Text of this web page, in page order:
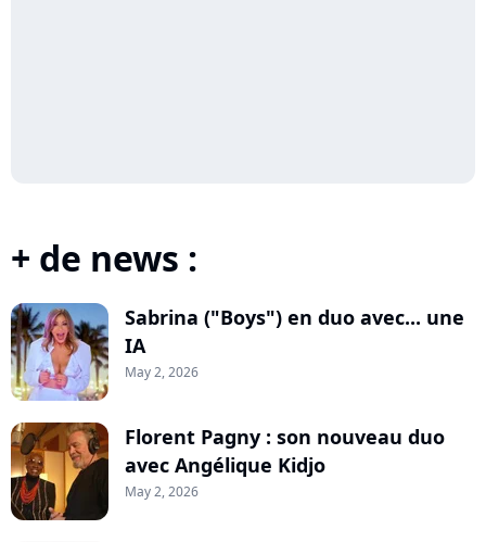
+ de news :
Sabrina ("Boys") en duo avec... une
IA
May 2, 2026
Florent Pagny : son nouveau duo
avec Angélique Kidjo
May 2, 2026